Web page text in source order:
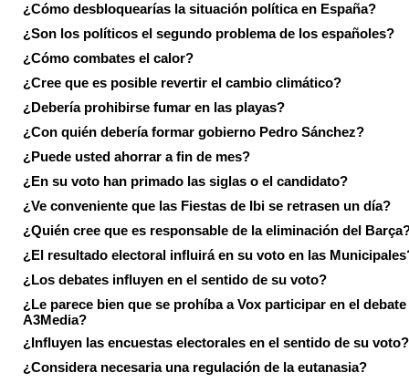
¿Cómo desbloquearías la situación política en España?
¿Son los políticos el segundo problema de los españoles?
¿Cómo combates el calor?
¿Cree que es posible revertir el cambio climático?
¿Debería prohibirse fumar en las playas?
¿Con quién debería formar gobierno Pedro Sánchez?
¿Puede usted ahorrar a fin de mes?
¿En su voto han primado las siglas o el candidato?
¿Ve conveniente que las Fiestas de Ibi se retrasen un día?
¿Quién cree que es responsable de la eliminación del
¿El resultado electoral influirá en su voto en las
¿Los debates influyen en el sentido de su voto?
¿Le parece bien que se prohíba a Vox participar en el debate
A3Media?
¿Influyen las encuestas electorales en el sentido de su voto?
¿Considera necesaria una regulación de la eutanasia?